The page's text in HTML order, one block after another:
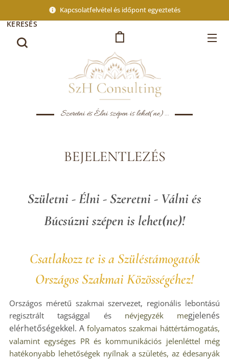
Kapcsolatfelvétel és időpont egyeztetés
Szeretni és Élni szépen is lehet(ne)...
KERESÉS
BEJELENTLEZÉS
Születni - Élni - Szeretni - Válni és
Búcsúzni szépen is lehet(ne)!
Csatlakozz te is a Szüléstámogatók
Országos Szakmai Közösségéhez!
Országos méretű szakmai szervezet, regionális lebontású
regisztrált tagsággal és névjegyzék megjelenés
elérhetőségekkel. A folyamatos szakmai háttértámogatás,
valamint egységes PR és kommunikációs jelenléttel még
hatékonyabb lehetőségek nyílnak a születés, az édesanyák